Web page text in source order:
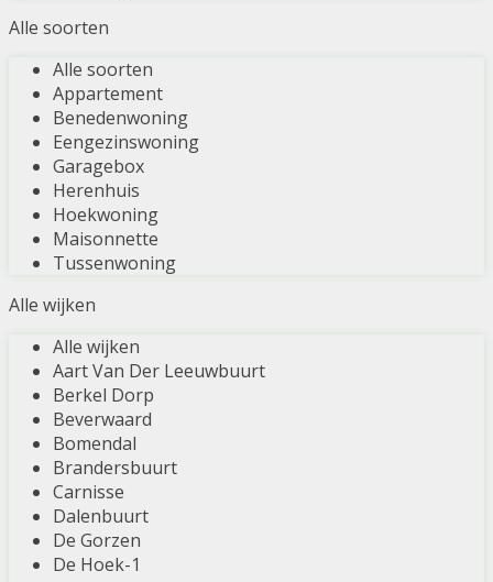
Alle soorten
Alle soorten
Appartement
Benedenwoning
Eengezinswoning
Garagebox
Herenhuis
Hoekwoning
Maisonnette
Tussenwoning
Alle wijken
Alle wijken
Aart Van Der Leeuwbuurt
Berkel Dorp
Beverwaard
Bomendal
Brandersbuurt
Carnisse
Dalenbuurt
De Gorzen
De Hoek-1